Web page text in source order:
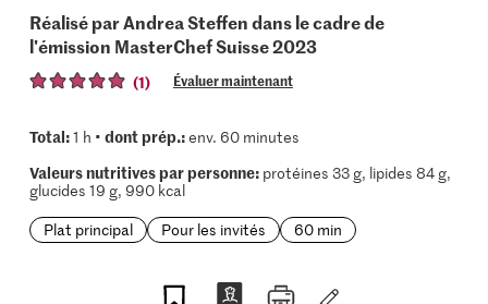
Réalisé par Andrea Steffen dans le cadre de
l'émission MasterChef Suisse 2023
(1) Évaluer maintenant
Total:1 h • dont prép.:env. 60 minutes
Valeurs nutritives par personne:protéines 33 g, lipides 84 g,
glucides 19 g, 990 kcal
Plat principal
Pour les invités 60 min